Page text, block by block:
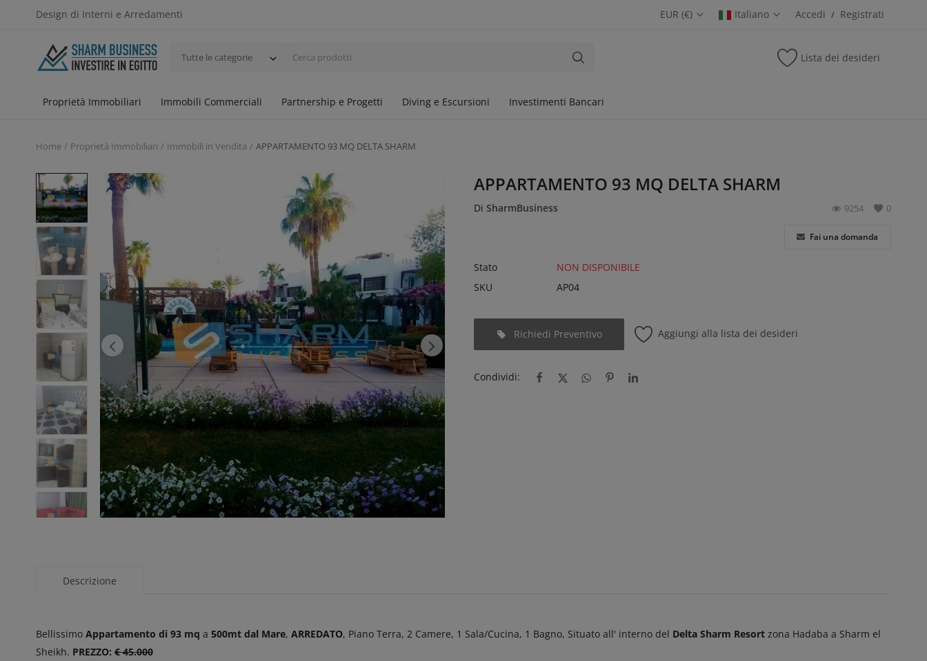
Design di Interni e Arredamenti EUR (€) Italiano Accedi / Registrati
Tutte le categorie Lista dei desideri
Proprietà Immobiliari Immobili Commerciali Partnership e Progetti Diving e Escursioni Investimenti Bancari
Home Proprietà Immobiliari Immobili in Vendita APPARTAMENTO 93 MQ DELTA SHARM
APPARTAMENTO 93 MQ DELTA SHARM
Di SharmBusiness 0
9254
Fai una domanda
Stato
NON DISPONIBILE
SKU
AP04
Richiedi Preventivo Aggiungi alla lista dei desideri
Condividi:
Descrizione
Bellissimo Appartamento di 93 mq a 500mt dal Mare, ARREDATO, Piano Terra, 2 Camere, 1 Sala/Cucina, 1 Bagno, Situato all' interno del Delta Sharm Resort zona Hadaba a Sharm el
Sheikh. PREZZO: € 45.000